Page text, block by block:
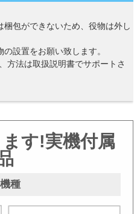
梱包ができないため、役物は外し
設置をお願い致します。
方法は取扱説明書でサポートさ
す!実機付属
種